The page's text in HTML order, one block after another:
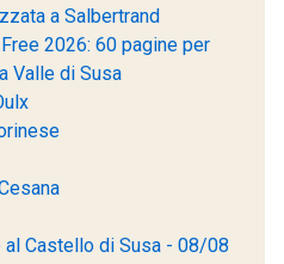
a Salbertrand
2026: 60 pagine per
Valle di Susa
Castello di Susa - 08/08